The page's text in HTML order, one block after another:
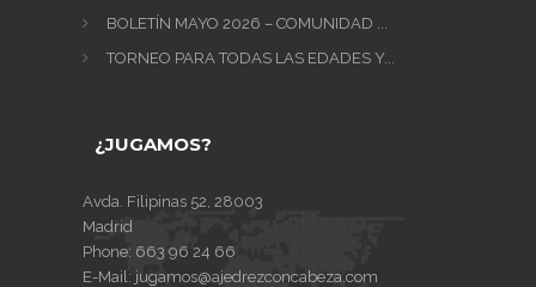
BOLETÍN MAYO 2026 – COMUNIDAD ...
TORNEO PARA TODAS LAS EDADES Y...
¿JUGAMOS?
Avda. Filipinas 52, 28003
Madrid
Phone: 663 96 24 66
E-Mail: jugamos@ajedrezconcabeza.com